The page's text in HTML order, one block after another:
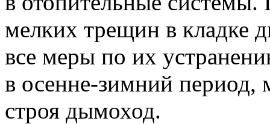
мелких трещин в кладке
все меры по их
в осенне-зимний период,
строя дымоход.